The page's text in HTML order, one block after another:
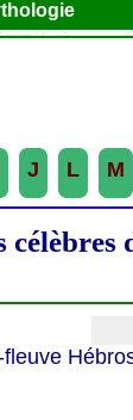
J L M